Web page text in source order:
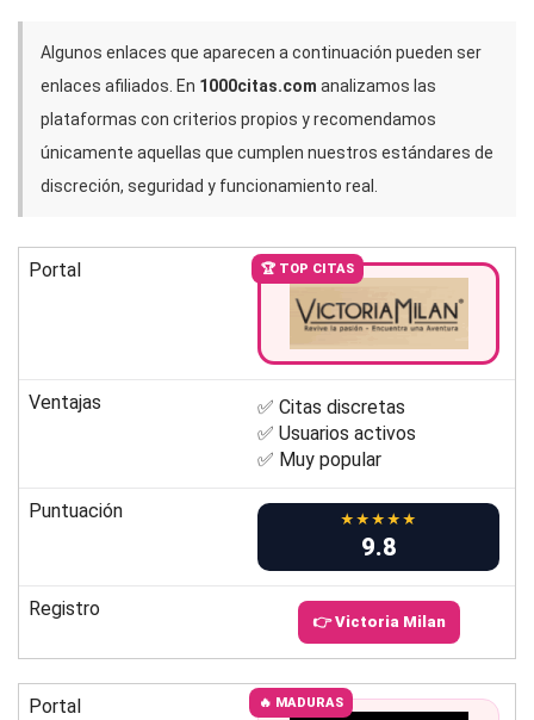
Algunos enlaces que aparecen a continuación pueden ser
enlaces afiliados. En 1000citas.com analizamos las
plataformas con criterios propios y recomendamos
únicamente aquellas que cumplen nuestros estándares de
discreción, seguridad y funcionamiento real.
Portal 🏆 TOP CITAS
Ventajas
✅ Citas discretas
✅ Usuarios activos
✅ Muy popular
Puntuación ★★★★★
9.8
Registro
👉 Victoria Milan
Portal 🔥 MADURAS